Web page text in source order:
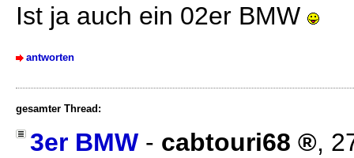
Ist ja auch ein 02er BMW
antworten
gesamter Thread:
3er BMW - cabtouri68 ,